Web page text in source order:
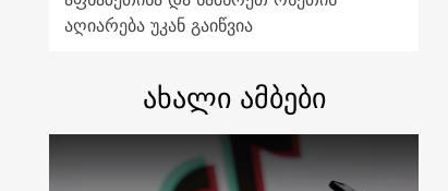
აღიარება უკან გაიწვია
ახალი ამბები